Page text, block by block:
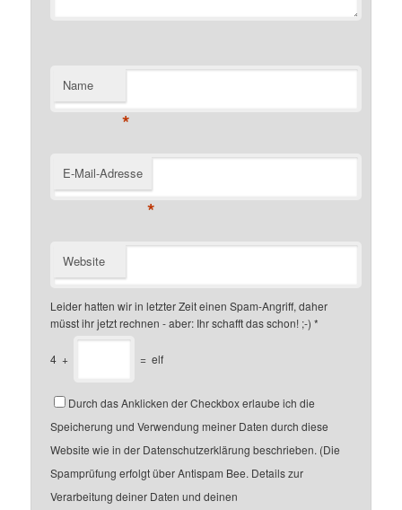
Name
*
E-Mail-Adresse
*
Website
Leider hatten wir in letzter Zeit einen Spam-Angriff, daher
müsst ihr jetzt rechnen - aber: Ihr schafft das schon! ;-) *
4 + = elf
Durch das Anklicken der Checkbox erlaube ich die
Speicherung und Verwendung meiner Daten durch diese
Website wie in der Datenschutzerklärung beschrieben. (Die
Spamprüfung erfolgt über Antispam Bee. Details zur
Verarbeitung deiner Daten und deinen